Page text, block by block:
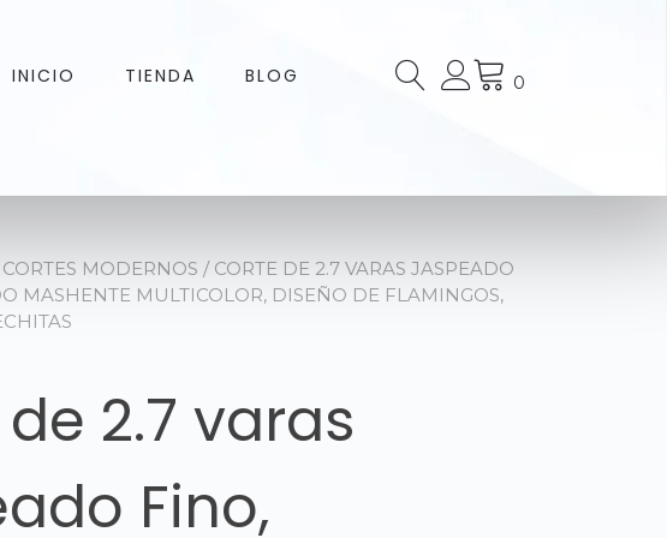
INICIO TIENDA BLOG 0
CORTES MODERNOS / CORTE DE 2.7 VARAS JASPEADO
MASHENTE MULTICOLOR, DISEÑO DE FLAMINGOS,
2.7 varas
Fino,